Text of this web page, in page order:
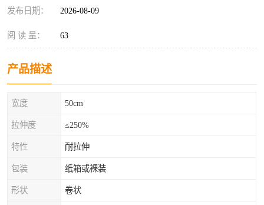
发布日期： 2026-08-09
阅 读 量： 63
产品描述
宽度 50cm
拉伸度 ≤250%
特性 耐拉伸
包装 纸箱或裸装
形状 卷状